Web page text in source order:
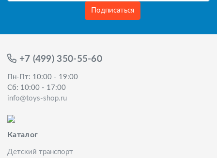
Подписаться
+7 (499) 350-55-60
Пн-Пт: 10:00 - 19:00
Сб: 10:00 - 17:00
info@toys-shop.ru
Каталог
Детский транспорт